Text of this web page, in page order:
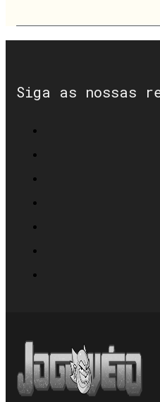
Siga as nossas